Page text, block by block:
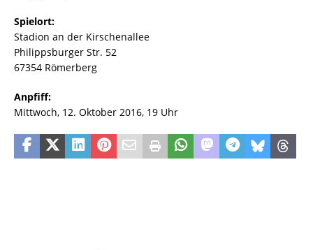
Spielort:
Stadion an der Kirschenallee
Philippsburger Str. 52
67354 Römerberg
Anpfiff:
Mittwoch, 12. Oktober 2016, 19 Uhr